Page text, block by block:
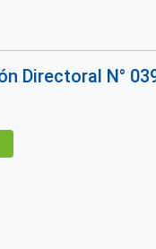
Directoral N°